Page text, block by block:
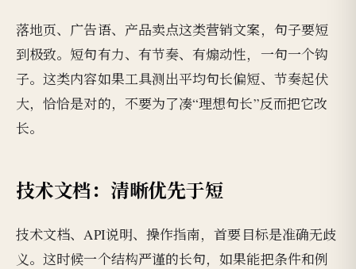
落地页、广告语、产品卖点这类营销文案，句子要短
到极致。短句有力、有节奏、有煽动性，一句一个钩
子。这类内容如果工具测出平均句长偏短、节奏起伏
大，恰恰是对的，不要为了凑“理想句长”反而把它改
长。
技术文档：清晰优先于短
技术文档、API说明、操作指南，首要目标是准确无歧
义。这时候一个结构严谨的长句，如果能把条件和例